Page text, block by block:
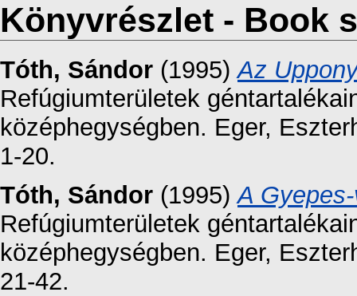
Könyvrészlet - Book
Tóth, Sándor (1995)Az
Refúgiumterületek
középhegységben. Eger,
1-20.
Tóth, Sándor (1995)A
Refúgiumterületek
középhegységben. Eger,
21-42.